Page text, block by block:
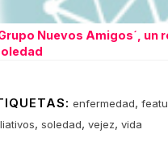
Nuevos Amigos´, un
enfermedad,
, soledad, vejez, vida